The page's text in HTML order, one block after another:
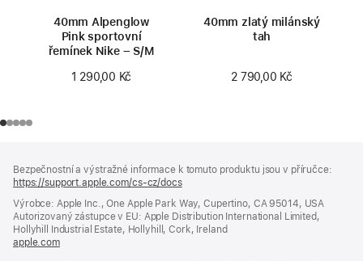
40mm Alpenglow
Pink sportovní
řemínek Nike – S/M
1 290,00 Kč
40mm zlatý milánský
tah
2 790,00 Kč
Bezpečnostní a výstražné informace k tomuto produktu jsou v příručce:
https://support.apple.com/cs-cz/docs(otevře
v novém
okně)
Výrobce: Apple Inc., One Apple Park Way, Cupertino, CA 95014, USA
Autorizovaný zástupce v EU: Apple Distribution International Limited,
Hollyhill Industrial Estate, Hollyhill, Cork, Ireland
apple.com(otevře